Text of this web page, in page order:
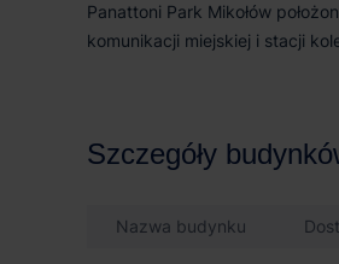
Panattoni Park Mikołów
komunikacji miejskiej i stacji
Szczegóły
Nazwa budynku